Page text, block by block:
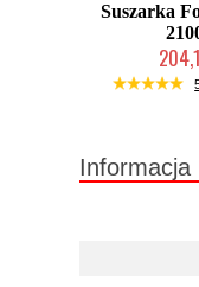
Suszarka
Duża ilość
Informacja